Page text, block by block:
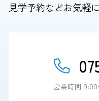
見学予約などお気軽
営業時間